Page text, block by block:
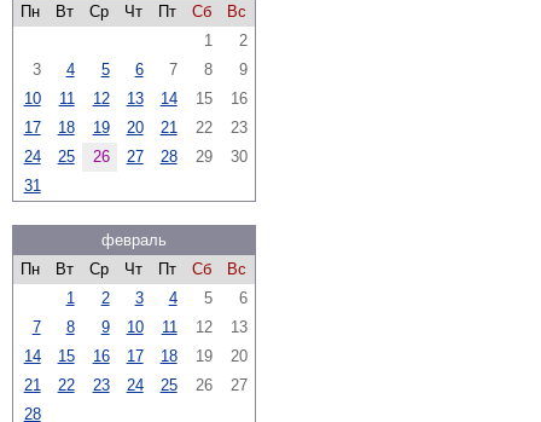
Пн
Вт Ср Чт Пт Сб
Вс
1
2
3
4 5 6 7 8
9
10
11 12 13 14 15
16
17
18 19 20 21 22
23
24
25 26 27 28 29
30
31
февраль
Пн
Вт Ср Чт Пт Сб
Вс
1
2 3 4 5
6
7
8 9 10 11 12
13
14
15 16 17 18 19
20
21
22 23 24 25 26
27
28